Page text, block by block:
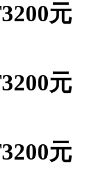
元
元
元